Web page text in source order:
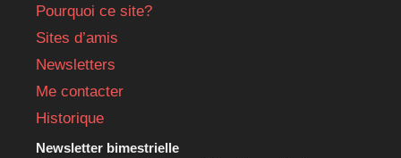
Pourquoi ce site?
Sites d’amis
Newsletters
Me contacter
Historique
Newsletter bimestrielle